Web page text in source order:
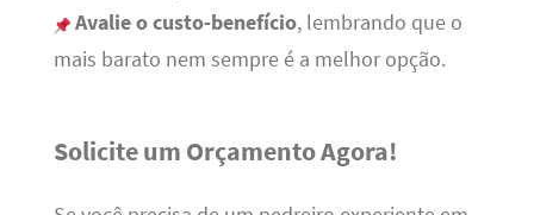
Avalie o custo-benefício, lembrando que o
mais barato nem sempre é a melhor opção.
Solicite um Orçamento Agora!